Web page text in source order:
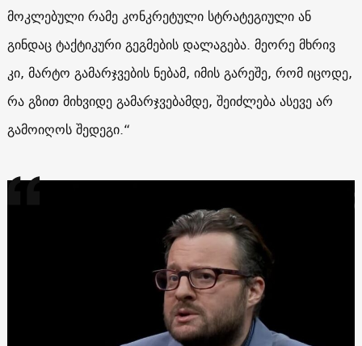
მოკლებული რამე კონკრეტული სტრატეგიული ან
გინდაც ტაქტიკური გეგმების დალაგება. მეორე მხრივ
კი, მარტო გამარჯვების ნებამ, იმის გარეშე, რომ იცოდე,
რა გზით მიხვიდე გამარჯვებამდე, შეიძლება ასევე არ
გამოიღოს შედეგი.“